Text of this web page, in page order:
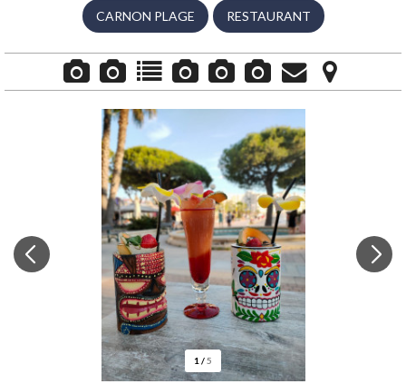
CARNON PLAGE RESTAURANT
1 /5